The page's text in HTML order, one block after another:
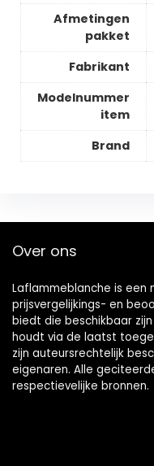
Afmetingen
pakket
Fabrikant
Modelnummer
item
Brand
Over ons
Laflammeblanche is een
prijsvergelijkings- en
biedt die beschikbaar
houdt via de laatst
zijn auteursrechtelijk
eigenaren. Alle
respectievelijke bronnen.